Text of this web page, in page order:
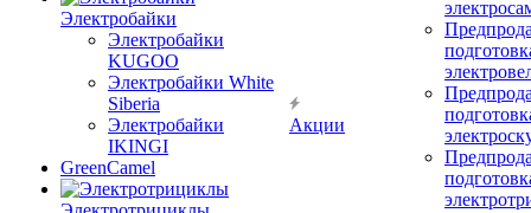
Электробайки
Электробайки
KUGOO
Электробайки White
Siberia
Электробайки
IKINGI
GreenCamel
Акции